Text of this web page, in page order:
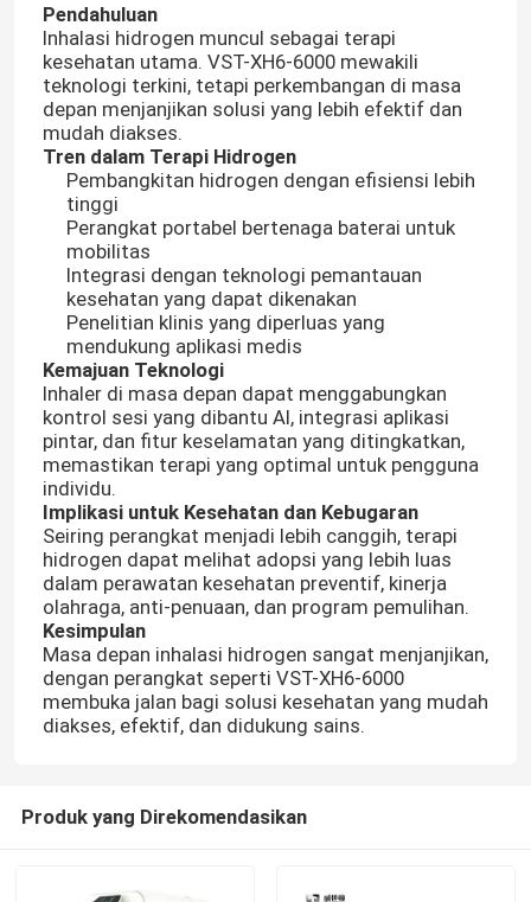
Pendahuluan
Inhalasi hidrogen muncul sebagai terapi
kesehatan utama. VST-XH6-6000 mewakili
teknologi terkini, tetapi perkembangan di masa
depan menjanjikan solusi yang lebih efektif dan
mudah diakses.
Tren dalam Terapi Hidrogen
Pembangkitan hidrogen dengan efisiensi lebih
tinggi
Perangkat portabel bertenaga baterai untuk
mobilitas
Integrasi dengan teknologi pemantauan
kesehatan yang dapat dikenakan
Penelitian klinis yang diperluas yang
mendukung aplikasi medis
Kemajuan Teknologi
Inhaler di masa depan dapat menggabungkan
kontrol sesi yang dibantu AI, integrasi aplikasi
pintar, dan fitur keselamatan yang ditingkatkan,
memastikan terapi yang optimal untuk pengguna
individu.
Implikasi untuk Kesehatan dan Kebugaran
Seiring perangkat menjadi lebih canggih, terapi
hidrogen dapat melihat adopsi yang lebih luas
dalam perawatan kesehatan preventif, kinerja
olahraga, anti-penuaan, dan program pemulihan.
Kesimpulan
Masa depan inhalasi hidrogen sangat menjanjikan,
dengan perangkat seperti VST-XH6-6000
membuka jalan bagi solusi kesehatan yang mudah
diakses, efektif, dan didukung sains.
Produk yang Direkomendasikan